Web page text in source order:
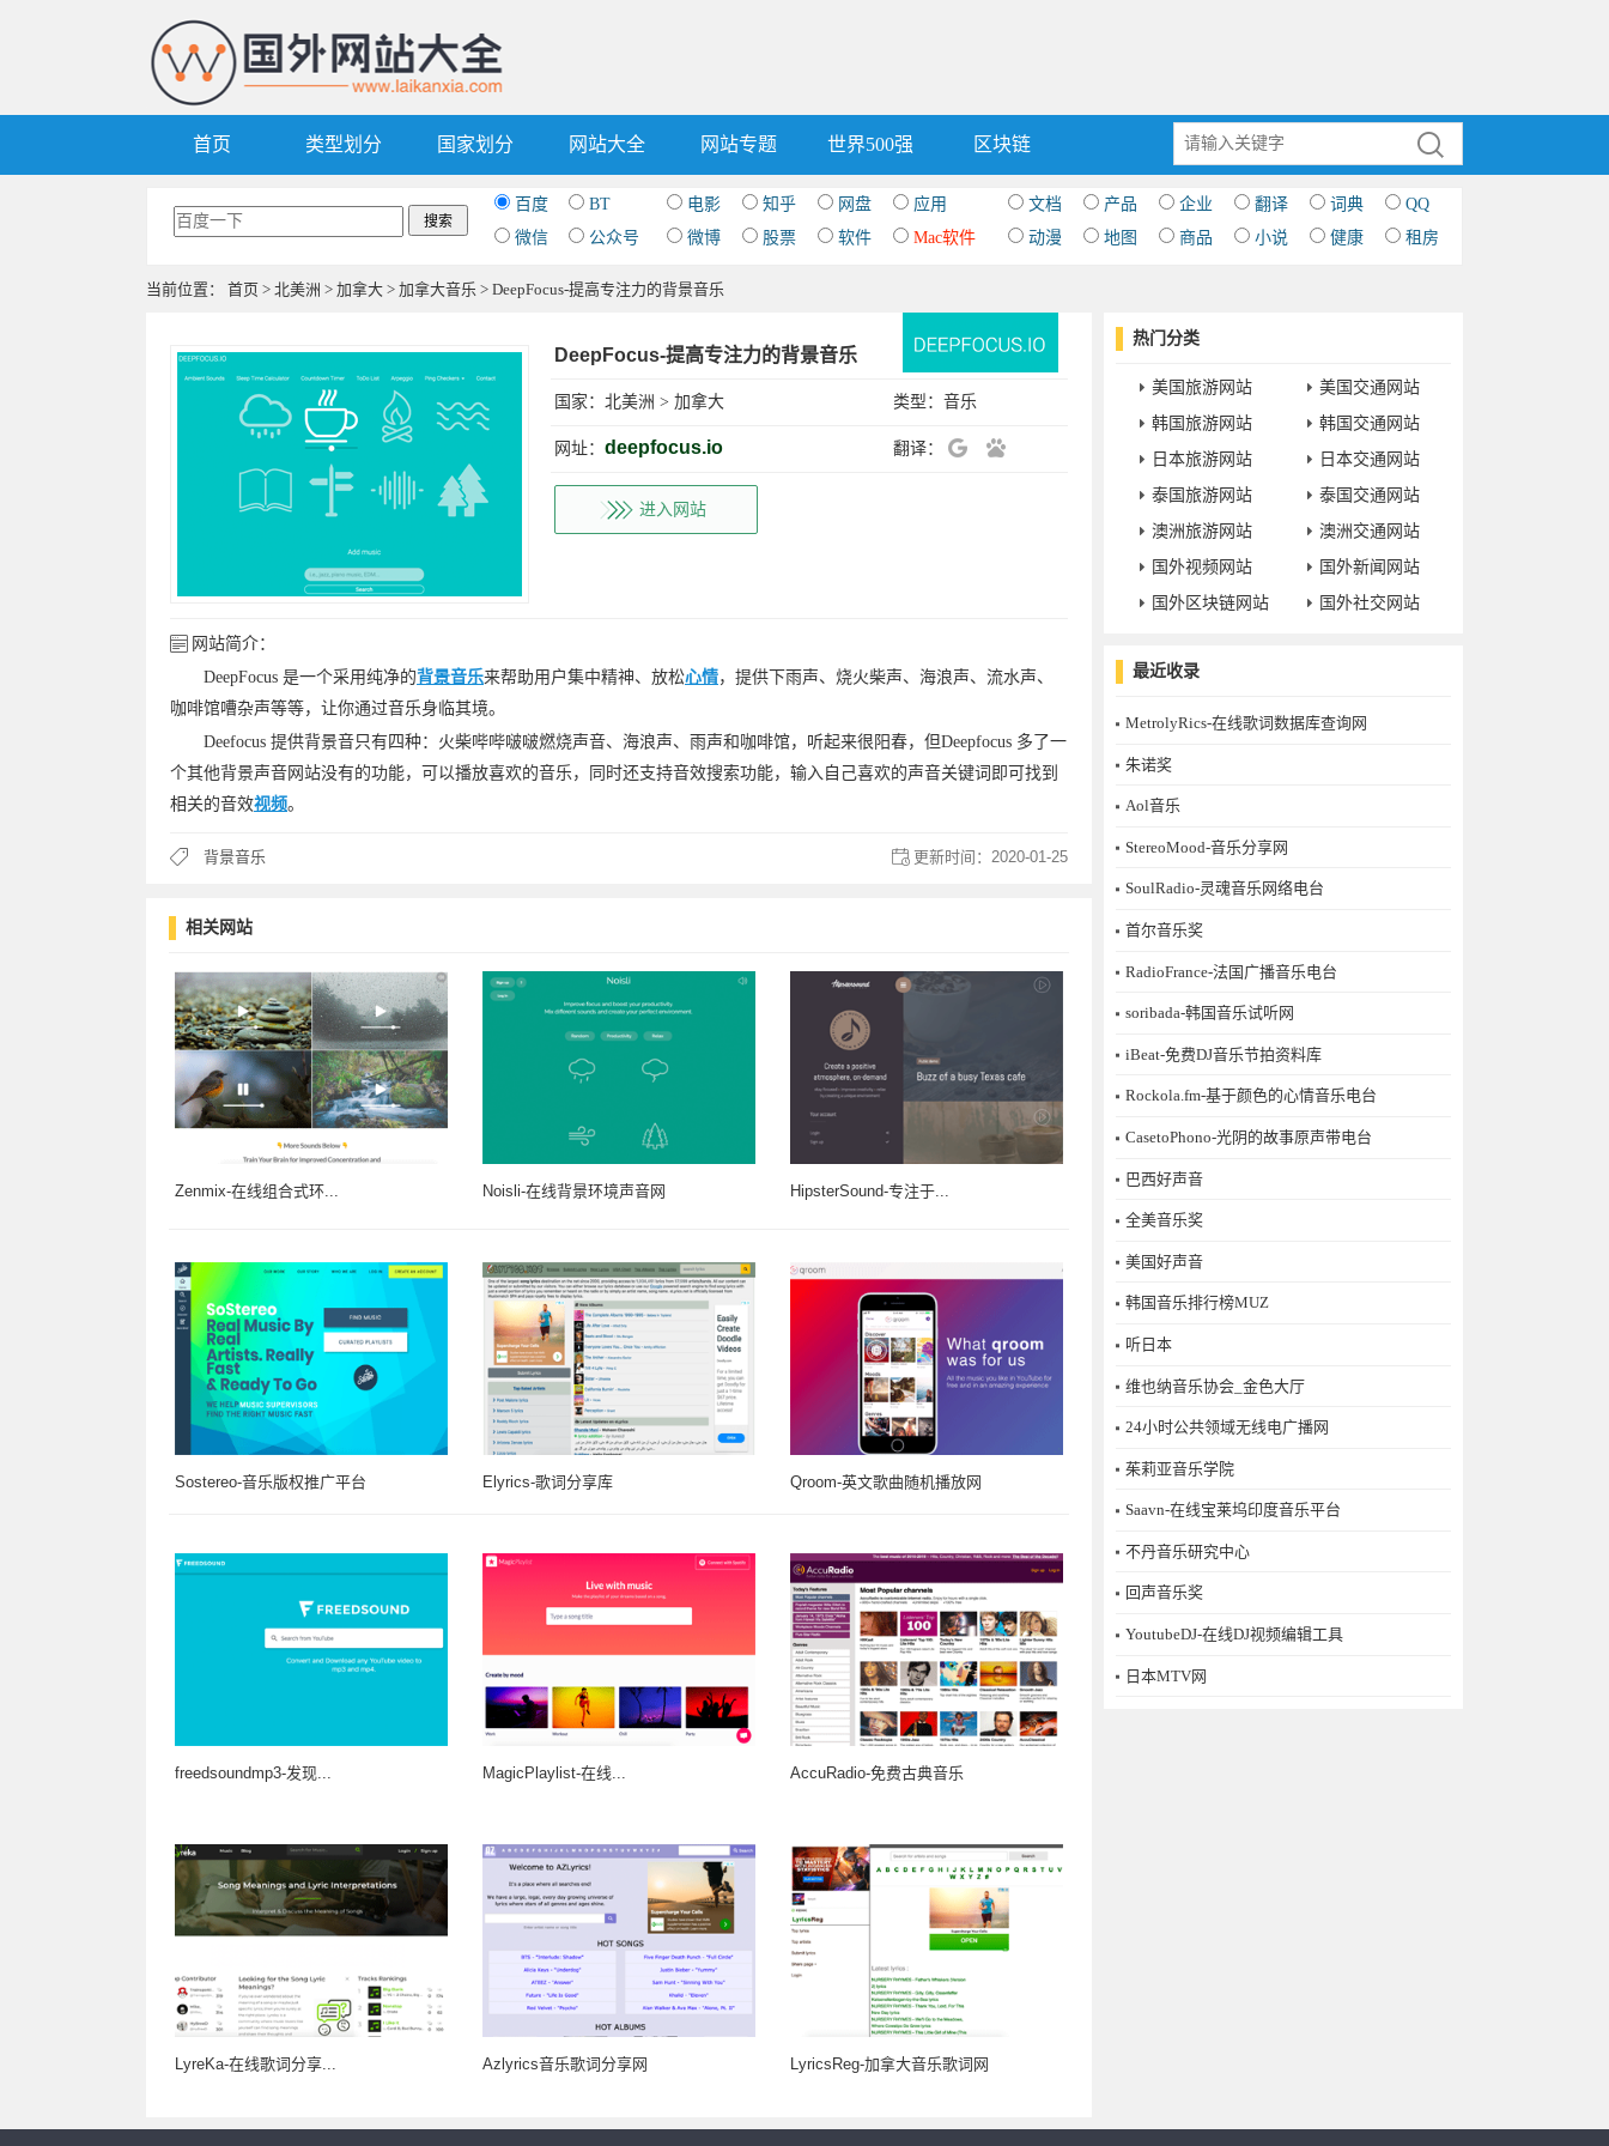
首页 类型划分 国家划分 网站大全 网站专题 世界500强 区块链
百度 BT 电影 知乎 网盘 应用 文档 产品 企业 翻译 词典
QQ
微信
公众号 微博 股票 软件 Mac软件 动漫 地图 商品 小说 健康 租房
当前位置： 首页 > 北美洲 > 加拿大 > 加拿大音乐 > DeepFocus-提高专注力的背景音乐
DeepFocus-提高专注力的背景音乐
国家： 北美洲 > 加拿大 类型： 音乐
网址： deepfocus.io 翻译：
进入网站
网站简介：
DeepFocus 是一个采用纯净的背景音乐来帮助用户集中精神、放松心情，提供下雨声、烧火柴声、海浪声、流水声、
咖啡馆嘈杂声等等，让你通过音乐身临其境。
Deefocus 提供背景音只有四种：火柴哔哔啵啵燃烧声音、海浪声、雨声和咖啡馆，听起来很阳春，但Deepfocus 多了一
个其他背景声音网站没有的功能，可以播放喜欢的音乐，同时还支持音效搜索功能，输入自己喜欢的声音关键词即可找到
相关的音效视频。
背景音乐 更新时间： 2020-01-25
相关网站
Zenmix-在线组合式环... Noisli-在线背景环境声音网 HipsterSound-专注于...
Sostereo-音乐版权推广平台 Elyrics-歌词分享库 Qroom-英文歌曲随机播放网
freedsoundmp3-发现... MagicPlaylist-在线... AccuRadio-免费古典音乐
LyreKa-在线歌词分享... Azlyrics音乐歌词分享网 LyricsReg-加拿大音乐歌词网
热门分类
美国旅游网站
美国交通网站
韩国旅游网站
韩国交通网站
日本旅游网站
日本交通网站
泰国旅游网站
泰国交通网站
澳洲旅游网站
澳洲交通网站
国外视频网站
国外新闻网站
国外区块链网站
国外社交网站
最近收录
MetrolyRics-在线歌词数据库查询网
朱诺奖
Aol音乐
StereoMood-音乐分享网
SoulRadio-灵魂音乐网络电台
首尔音乐奖
RadioFrance-法国广播音乐电台
soribada-韩国音乐试听网
iBeat-免费DJ音乐节拍资料库
Rockola.fm-基于颜色的心情音乐电台
CasetoPhono-光阴的故事原声带电台
巴西好声音
全美音乐奖
美国好声音
韩国音乐排行榜MUZ
听日本
维也纳音乐协会_金色大厅
24小时公共领域无线电广播网
茱莉亚音乐学院
Saavn-在线宝莱坞印度音乐平台
不丹音乐研究中心
回声音乐奖
YoutubeDJ-在线DJ视频编辑工具
日本MTV网